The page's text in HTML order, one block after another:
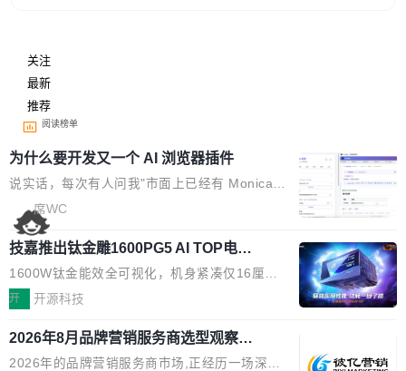
关注
最新
推荐
阅读榜单
为什么要开发又一个 AI 浏览器插件
说实话，每次有人问我"市面上已经有 Monica、
Sider、Copilot for Chrome 这些 AI 浏览器插件
了，你为什么还要再做一个"，我都觉得这个问题
问得好。 因为我自己也是从用户变成开发者的。
现有产品的天花板 我用过不少 AI 浏览器插件。
刚开始觉得都挺好——选中一段文字，弹出解
要。但用久了你会发现，它们本质上都是同一类
东西：一个带网页上下文的聊天框。 它们能读取
席WC
技嘉推出钛金雕1600PG5 AI TOP电
源：为发烧级主机与本地AI算力打造旗
舰供电方案
1600W钛金能效全可视化，机身紧凑仅16厘米
继2026台北电脑展首度亮相后，技嘉科技近日正
电源专为发烧级DIY主机与本地AI算力平台打
造，整机长度仅16厘米，提供1600W额定功率
开 开源科技
2026年8月品牌营销服务商选型观察：
从流量思维到品牌资产思维的范式转移
2026年的品牌营销服务商市场,正经历一场深刻